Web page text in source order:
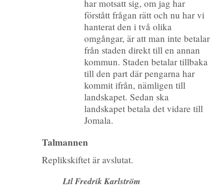
har motsatt sig, om jag har
förstått frågan rätt och nu har vi
hanterat den i två olika
omgångar, är att man inte betalar
från staden direkt till en annan
kommun. Staden betalar tillbaka
till den part där pengarna har
kommit ifrån, nämligen till
landskapet. Sedan ska
landskapet betala det vidare till
Jomala.
Talmannen
Replikskiftet är avslutat.
Ltl Fredrik Karlström